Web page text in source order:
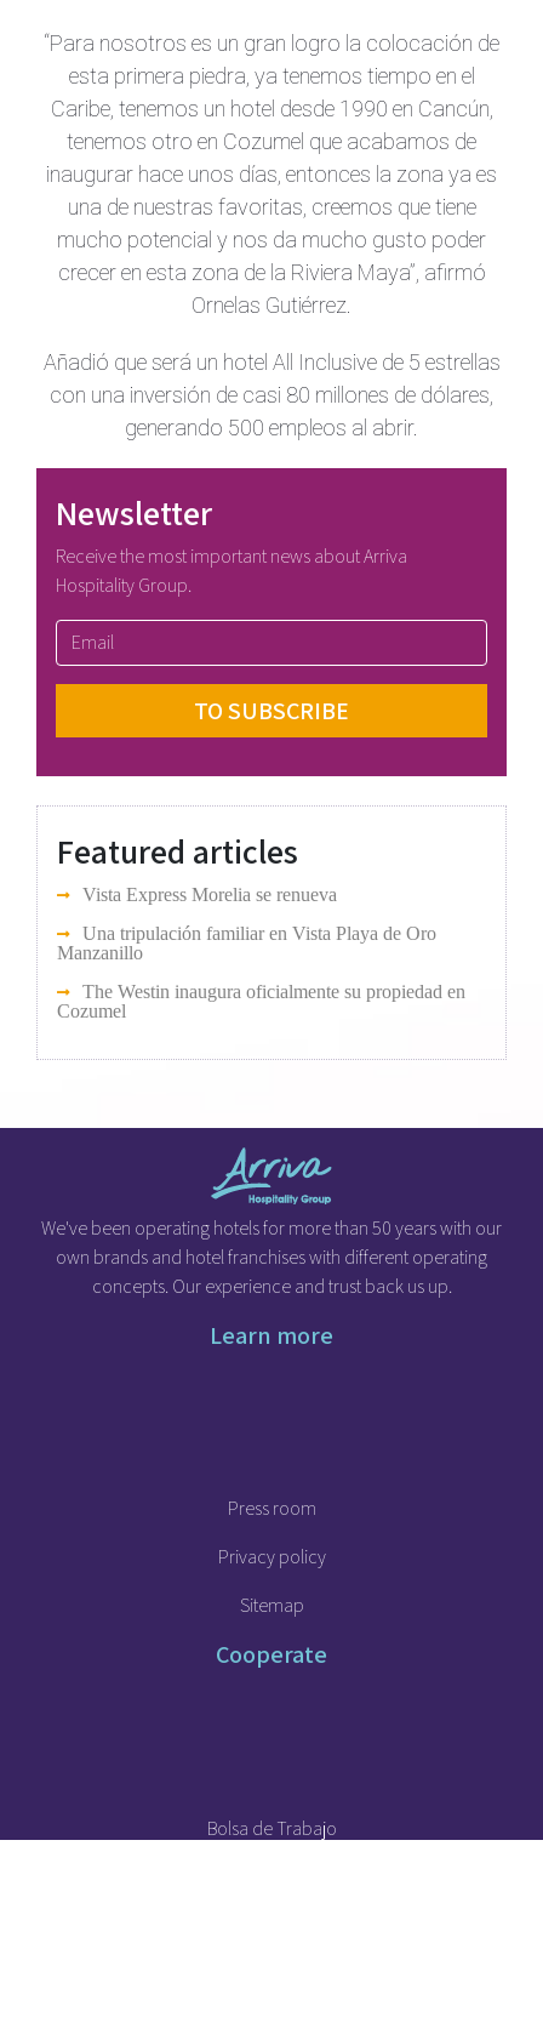
“Para nosotros es un gran logro la colocación de
esta primera piedra, ya tenemos tiempo en el
Caribe, tenemos un hotel desde 1990 en Cancún,
tenemos otro en Cozumel que acabamos de
inaugurar hace unos días, entonces la zona ya es
una de nuestras favoritas, creemos que tiene
mucho potencial y nos da mucho gusto poder
crecer en esta zona de la Riviera Maya”, afirmó
Ornelas Gutiérrez.
Añadió que será un hotel All Inclusive de 5 estrellas
con una inversión de casi 80 millones de dólares,
generando 500 empleos al abrir.
Newsletter
Receive the most important news about Arriva
Hospitality Group.
Featured articles
Vista Express Morelia se renueva
Una tripulación familiar en Vista Playa de Oro
Manzanillo
The Westin inaugura oficialmente su propiedad en
Cozumel
We've been operating hotels for more than 50 years with our
own brands and hotel franchises with different operating
concepts. Our experience and trust back us up.
Learn more
Press room
Privacy policy
Sitemap
Cooperate
Bolsa de Trabajo